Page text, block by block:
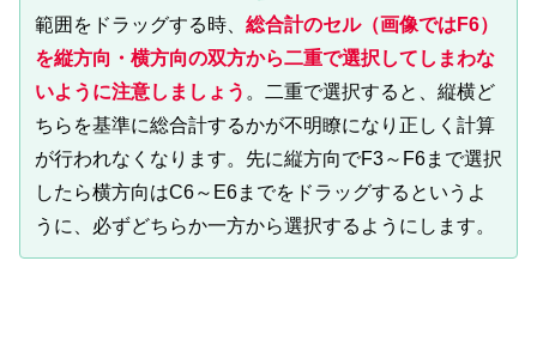
範囲をドラッグする時、 総合計のセル（画像ではF6）
を縦方向・横方向の双方から二重で選択してしまわな
いように注意しましょう 。二重で選択すると、縦横ど
ちらを基準に総合計するかが不明瞭になり正しく計算
が行われなくなります。先に縦方向でF3～F6まで選択
したら横方向はC6～E6までをドラッグするというよ
うに、必ずどちらか一方から選択するようにします。